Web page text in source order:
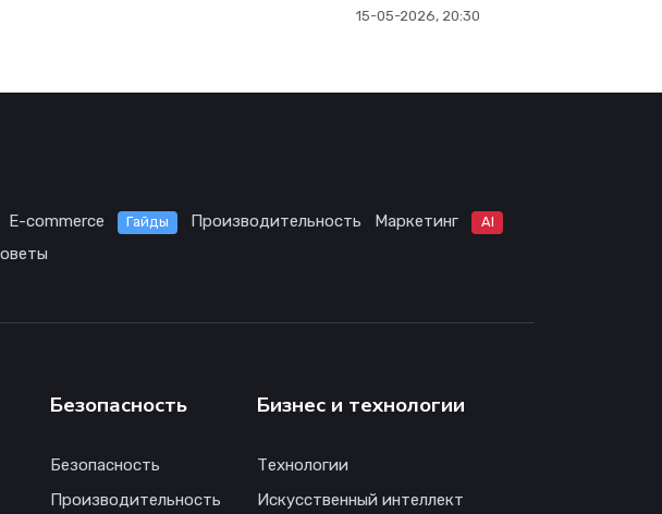
15-05-2026, 20:30
E-commerce Гайды Производительность Маркетинг AI
Безопасность
Безопасность
Производительность
Бизнес и технологии
Технологии
Искусственный интеллект